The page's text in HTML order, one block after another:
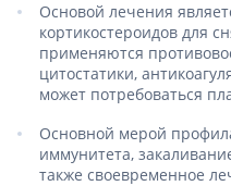
Основой лечения
кортикостероидов для
применяются
цитостатики,
может потребоваться
Основной мерой
иммунитета,
также своевременное